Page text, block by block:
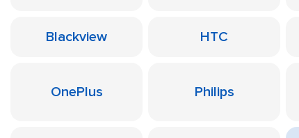
Blackview HTC
OnePlus Philips